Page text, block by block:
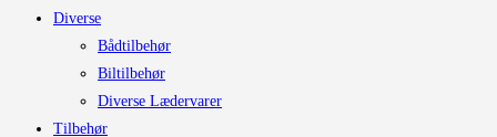
Diverse
Bådtilbehør
Biltilbehør
Diverse Lædervarer
Tilbehør